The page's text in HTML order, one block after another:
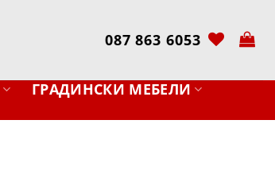
087 863 6053
ГРАДИНСКИ МЕБЕЛИ